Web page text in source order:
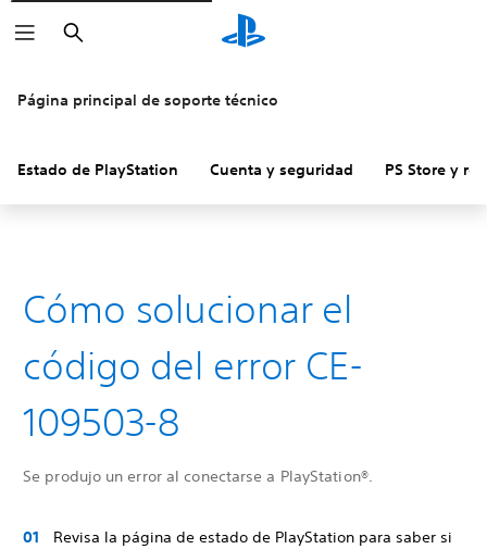
Buscar
Página principal de soporte técnico
Estado de PlayStation Cuenta y seguridad PS Store y
Cómo solucionar el
código del error CE-
109503-8
Se produjo un error al conectarse a PlayStation®.
Revisa la página de estado de PlayStation para saber si